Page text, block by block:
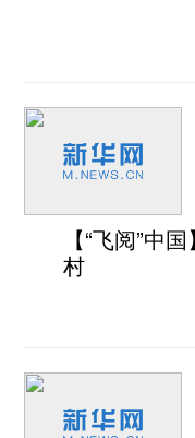
【“飞阅”中
村